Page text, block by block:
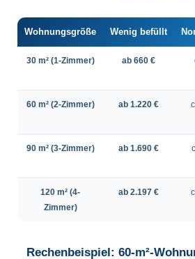
Wohnungsgröße Wenig befüllt
30 m² (1-Zimmer) ab 660 €
60 m² (2-Zimmer) ab 1.220 €
90 m² (3-Zimmer) ab 1.690 €
120 m² (4-
Zimmer)
ab 2.197 €
Rechenbeispiel: 60-m²-